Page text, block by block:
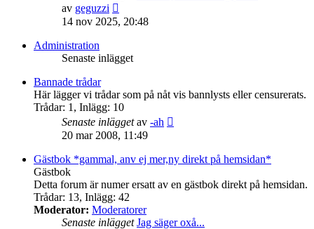
av geguzzi
till
det
inlägget
14 nov 2025, 20:48
Administration
Senaste inlägget
Bannade trådar
Här lägger vi trådar som på nåt vis bannlysts eller censurerats.
Trådar: 1 , Inlägg: 10
Senaste inläggetav -ah
senaste
20 mar 2008, 11:49
Gästbok *gammal, anv ej mer,ny direkt på hemsidan*
Gästbok
Detta forum är numer ersatt av en gästbok direkt på hemsidan.
Trådar: 13, Inlägg: 42
Moderator: Moderatorer
Senaste inlägget Jag säger oxå...